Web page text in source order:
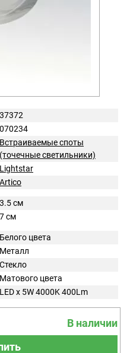
37372
070234
Встраиваемые споты
(точечные светильники)
Lightstar
Artico
3.5 см
7 см
Белого цвета
Металл
Стекло
Матового цвета
LED x 5W 4000K 400Lm
В наличии